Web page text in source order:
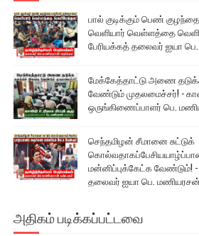
பால் குடிக்கும் பெண்
வெளியார் வெள்ளத்தை
பேரியக்கத் தலைவர் ஐயா
மேக்கேத்தாட்டு அணை
வேண்டும் முதலமைச்சர்! -
ஒருங்கிணைப்பாளர் பெ.
செந்தமிழன் சீமானை சுட்டுக்
மன்னிப்புக்கேட்க வேண்டும்! -
தலைவர் ஐயா பெ.
அதிகம் படிக்கப்பட்டவை